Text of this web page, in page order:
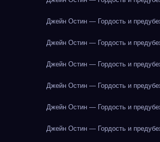
Джейн Остин — Гордость и
Джейн Остин — Гордость и
Джейн Остин — Гордость и
Джейн Остин — Гордость и
Джейн Остин — Гордость и
Джейн Остин — Гордость и